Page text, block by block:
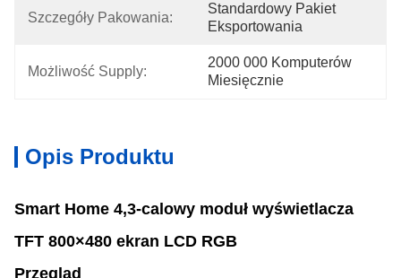
Szczegóły Pakowania:
Standardowy Pakiet
Eksportowania
Możliwość Supply:
2000 000 Komputerów
Miesięcznie
Opis Produktu
Smart Home 4,3-calowy moduł wyświetlacza
TFT 800×480 ekran LCD RGB
Przegląd